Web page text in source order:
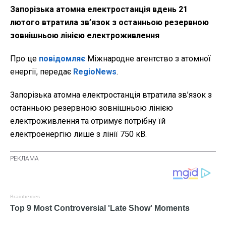
Запорізька атомна електростанція вдень 21
лютого втратила зв’язок з останньою резервною
зовнішньою лінією електроживлення
Про це повідомляє Міжнародне агентство з атомної
енергії, передає RegioNews.
Запорізька атомна електростанція втратила зв’язок з
останньою резервною зовнішньою лінією
електроживлення та отримує потрібну їй
електроенергію лише з лінії 750 кВ.